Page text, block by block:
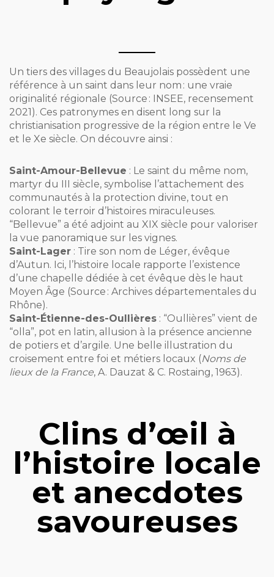
Un tiers des villages du Beaujolais possèdent une
référence à un saint dans leur nom : une vraie
originalité régionale (Source : INSEE, recensement
2021). Ces patronymes en disent long sur la
christianisation progressive de la région entre le Ve
et le Xe siècle. On découvre ainsi :
Saint-Amour-Bellevue : Le saint du même nom,
martyr du III siècle, symbolise l’attachement des
communautés à la protection divine, tout en
colorant le terroir d’histoires miraculeuses.
“Bellevue” a été adjoint au XIX siècle pour valoriser
la vue panoramique sur les vignes.
Saint-Lager : Tire son nom de Léger, évêque
d’Autun. Ici, l’histoire locale rapporte l’existence
d’une chapelle dédiée à cet évêque dès le haut
Moyen Âge (Source : Archives départementales du
Rhône).
Saint-Étienne-des-Oullières : “Oullières” vient de
“olla”, pot en latin, allusion à la présence ancienne
de potiers et d’argile. Une belle illustration du
croisement entre foi et métiers locaux (Noms de
lieux de la France, A. Dauzat & C. Rostaing, 1963).
Clins d’œil à
l’histoire locale
et anecdotes
savoureuses